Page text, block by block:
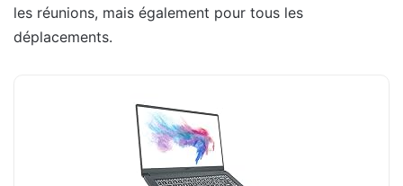
les réunions, mais également pour tous les
déplacements.